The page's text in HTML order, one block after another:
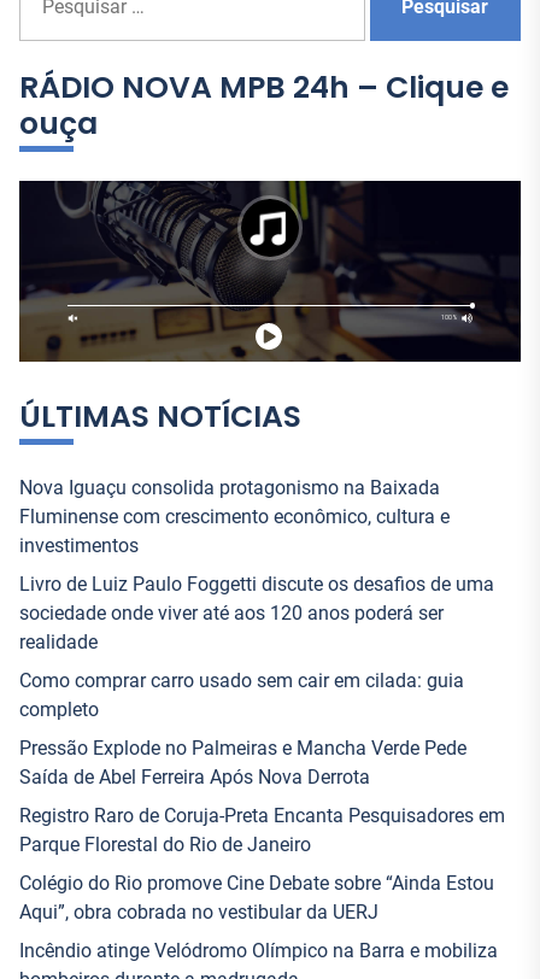
s
q
u
i
r
RÁDIO NOVA MPB 24h – Clique e
ouça
ÚLTIMAS NOTÍCIAS
Nova Iguaçu consolida protagonismo na Baixada
Fluminense com crescimento econômico, cultura e
investimentos
Livro de Luiz Paulo Foggetti discute os desafios de uma
sociedade onde viver até aos 120 anos poderá ser
realidade
Como comprar carro usado sem cair em cilada: guia
completo
Pressão Explode no Palmeiras e Mancha Verde Pede
Saída de Abel Ferreira Após Nova Derrota
Registro Raro de Coruja-Preta Encanta Pesquisadores em
Parque Florestal do Rio de Janeiro
Colégio do Rio promove Cine Debate sobre “Ainda Estou
Aqui”, obra cobrada no vestibular da UERJ
Incêndio atinge Velódromo Olímpico na Barra e mobiliza